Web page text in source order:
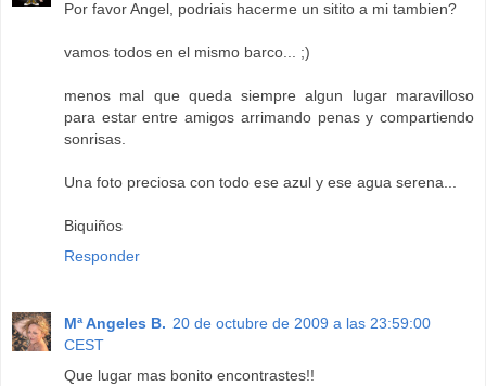
Por favor Angel, podriais hacerme un sitito a mi tambien?
vamos todos en el mismo barco... ;)
menos mal que queda siempre algun lugar maravilloso
para estar entre amigos arrimando penas y compartiendo
sonrisas.
Una foto preciosa con todo ese azul y ese agua serena...
Biquiños
Responder
Mª Angeles B. 20 de octubre de 2009 a las 23:59:00
CEST
Que lugar mas bonito encontrastes!!